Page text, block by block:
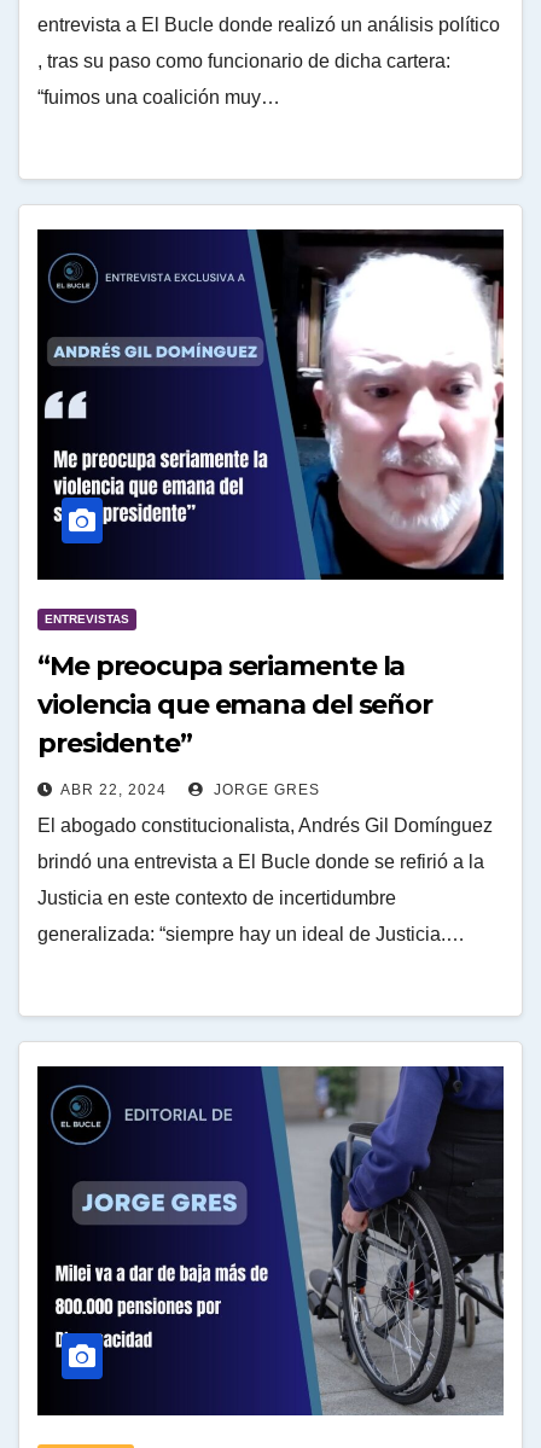
entrevista a El Bucle donde realizó un análisis político
, tras su paso como funcionario de dicha cartera:
“fuimos una coalición muy…
ENTREVISTAS
“Me preocupa seriamente la
violencia que emana del señor
presidente”
ABR 22, 2024 JORGE GRES
El abogado constitucionalista, Andrés Gil Domínguez
brindó una entrevista a El Bucle donde se refirió a la
Justicia en este contexto de incertidumbre
generalizada: “siempre hay un ideal de Justicia.…